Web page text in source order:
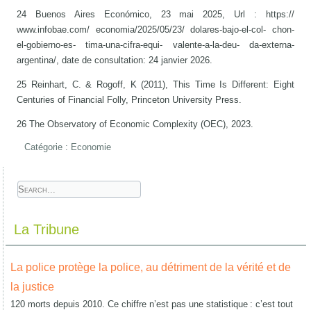
24 Buenos Aires Económico, 23 mai 2025, Url : https://
www.infobae.com/ economia/2025/05/23/ dolares-bajo-el-col- chon-
el-gobierno-es- tima-una-cifra-equi- valente-a-la-deu- da-externa-
argentina/, date de consultation: 24 janvier 2026.
25 Reinhart, C. & Rogoff, K (2011), This Time Is Different: Eight
Centuries of Financial Folly, Princeton University Press.
26 The Observatory of Economic Complexity (OEC), 2023.
Catégorie : Economie
La Tribune
La police protège la police, au détriment de la vérité et de
la justice
120 morts depuis 2010. Ce chiffre n’est pas une statistique : c’est tout